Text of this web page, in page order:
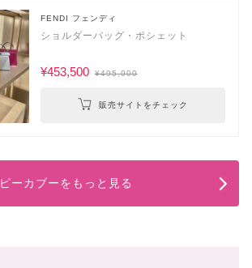
FENDI フェンディ
ショルダーバッグ・ポシェット
¥453,500 ¥495,000
販売サイトをチェック
ピーカブーをもっと見る